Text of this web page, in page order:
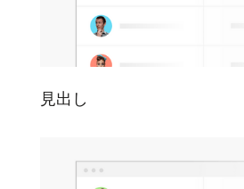
見出し